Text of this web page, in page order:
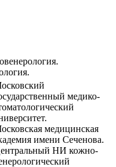
медико-
медицинская
имени Сеченова.
НИ кожно-